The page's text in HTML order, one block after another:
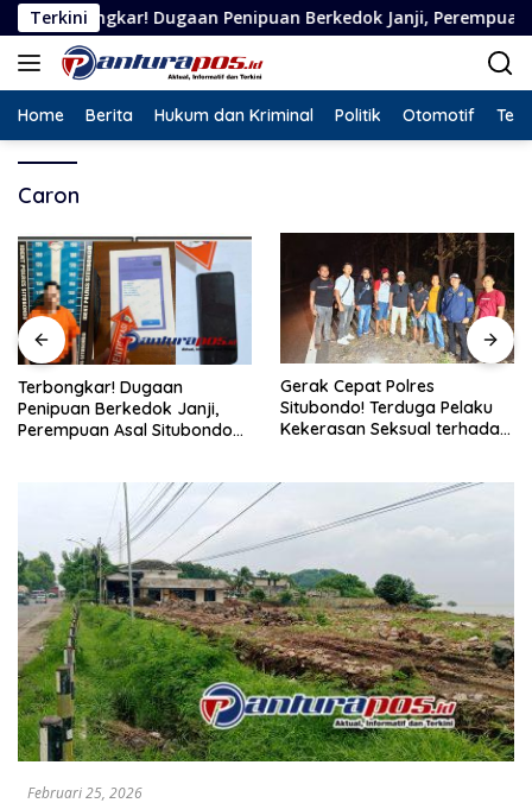
Langsung
ke
konten
Terkini
Dugaan Penipuan Berkedok Janji, Perempuan Asal
Home Berita Hukum dan Kriminal Politik Otomotif
Caron
Terbongkar! Dugaan
Penipuan Berkedok Janji,
Perempuan Asal Situbondo
Gerak Cepat Polres
Situbondo! Terduga Pelaku
Kekerasan Seksual terhadap
Februari 25, 2026